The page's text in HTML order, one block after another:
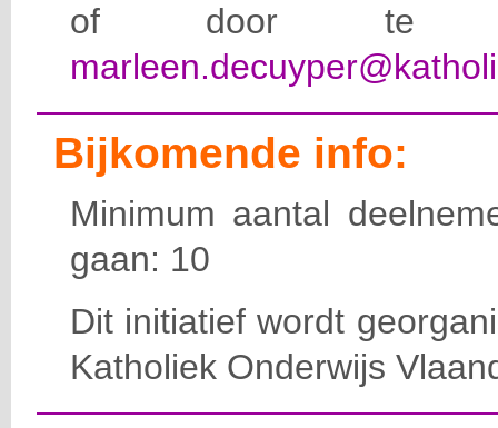
of door te e-
Bijkomende info:
Minimum aantal
gaan: 10
Dit initiatief wordt
Katholiek Onderwijs